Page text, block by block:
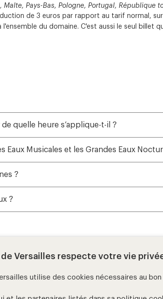
Pays-Bas, Pologne, Portugal, République
de 3 euros par rapport au tarif normal,
du domaine. C'est aussi le seul billet
quelle heure s’applique-t-il ?
Eaux Musicales et les Grandes Eaux
?
?
de Versailles respecte votre vie
utilise des cookies nécessaires au